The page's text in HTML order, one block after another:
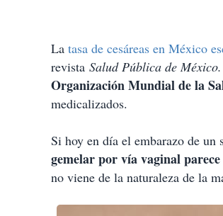
La tasa de cesáreas en México
revista Salud Pública de México.
Organización Mundial de la
medicalizados.
Si hoy en día el embarazo de un
gemelar por vía vaginal
no viene de la naturaleza de la